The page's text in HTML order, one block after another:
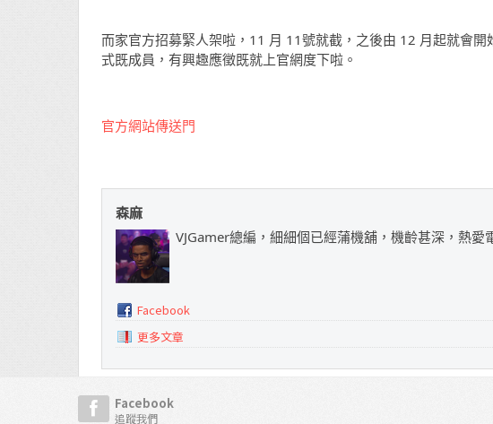
而家官方招募緊人架啦，11 月 11號就截，之後由 12 月起就會
式既成員，有興趣應徵既就上官網度下啦。
官方網站傳送門
森麻
VJGamer總編，細細個已經蒲機舖，機齡甚深，熱愛
Facebook
更多文章
Facebook
追蹤我們